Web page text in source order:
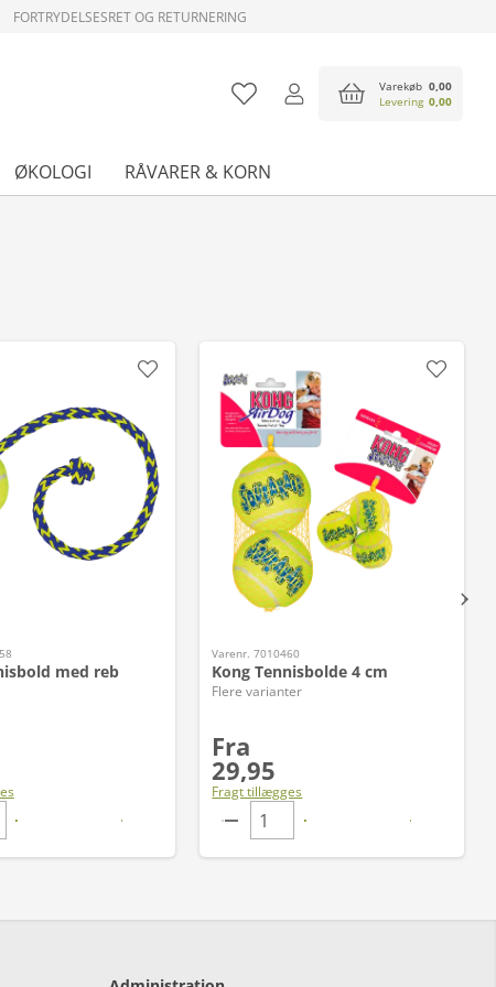
FORTRYDELSESRET OG RETURNERING
Varekøb 0,00
Levering 0,00
ØKOLOGI RÅVARER & KORN
med reb
Varenr. 7010460
Kong Tennisbolde 4 cm
Flere varianter
Fra
29,95
Fragt tillægges